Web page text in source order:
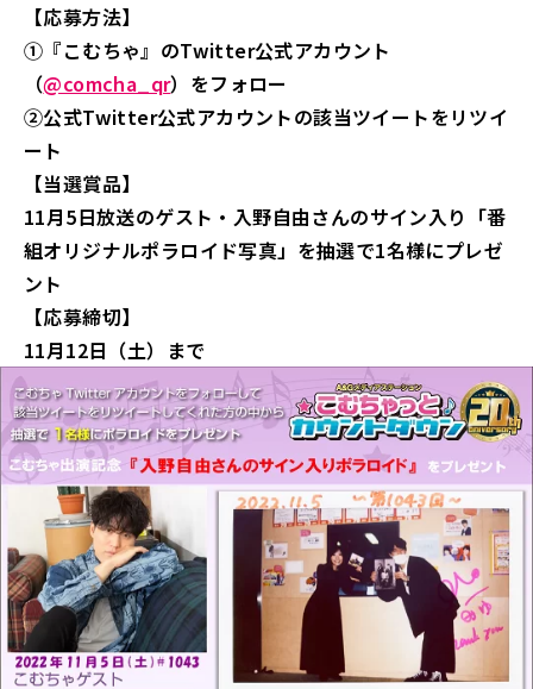
【応募方法】
①『こむちゃ』のTwitter公式アカウント
（@comcha_qr）をフォロー
②公式Twitter公式アカウントの該当ツイートをリツイ
ート
【当選賞品】
11月5日放送のゲスト・入野自由さんのサイン入り「番
組オリジナルポラロイド写真」を抽選で1名様にプレゼ
ント
【応募締切】
11月12日（土）まで